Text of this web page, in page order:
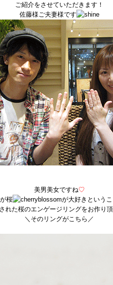
ご紹介をさせていただきます！
佐藤様ご夫妻様です
美男美女ですね♡
桜
が大好きというこ
れた桜のエンゲージリングをお作り頂
＼そのリングがこちら／